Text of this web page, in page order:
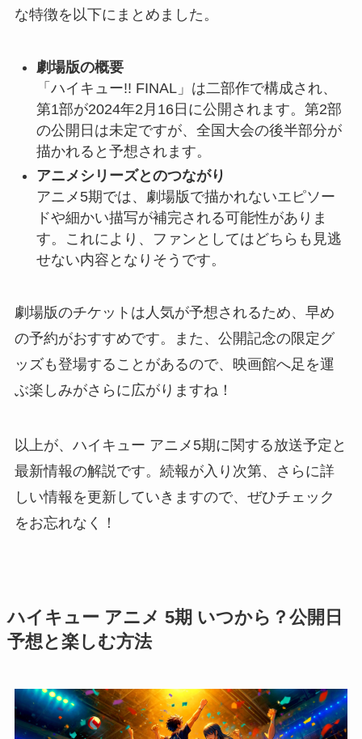
な特徴を以下にまとめました。
劇場版の概要
「ハイキュー!! FINAL」は二部作で構成され、
第1部が2024年2月16日に公開されます。第2部
の公開日は未定ですが、全国大会の後半部分が
描かれると予想されます。
アニメシリーズとのつながり
アニメ5期では、劇場版で描かれないエピソー
ドや細かい描写が補完される可能性がありま
す。これにより、ファンとしてはどちらも見逃
せない内容となりそうです。
劇場版のチケットは人気が予想されるため、早め
の予約がおすすめです。また、公開記念の限定グ
ッズも登場することがあるので、映画館へ足を運
ぶ楽しみがさらに広がりますね！
以上が、ハイキュー アニメ5期に関する放送予定と
最新情報の解説です。続報が入り次第、さらに詳
しい情報を更新していきますので、ぜひチェック
をお忘れなく！
ハイキュー アニメ 5期 いつから？公開日
予想と楽しむ方法